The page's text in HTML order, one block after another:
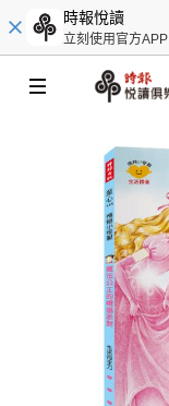
時報悅讀
立刻使用官方APP